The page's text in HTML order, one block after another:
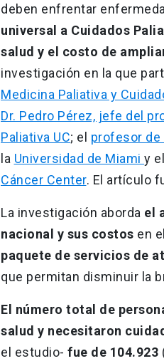
deben enfrentar
universal a Cuidados
salud y el costo de
investigación en la que
Medicina Paliativa y
Dr. Pedro Pérez, jefe del
Paliativa UC; el profesor de
la Universidad de Miami y el
Cáncer Center. El artículo
La investigación aborda el
nacional y sus costos en
paquete de servicios de
que permitan disminuir la
El número total de
salud y necesitaron
el estudio- fue de 104.923